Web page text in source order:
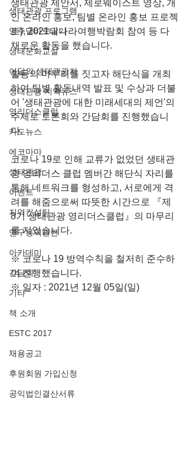
생태관광 프로그램
영주댐바로알기
생태문화교실
이달의 생태관광지
생태관광 지역뉴스
영리더스클럽
카드뉴스
에코마마
생태관광
이벤트
지역컨설팅
연구용역관련
아카데미
간담회
기타
책 소개
ESTC 2017
채용공고
후원회원 가입신청
공익법인결산서류
생태관광 제안서, 제로웨이스트 영상, 개
인 온라인 홍보, 팀별 온라인 홍보 프로젝
트), 2021내나라여행박람회 참여 등 다
채로운 활동을 했습니다.
활동의 마무리를 짓고자 해단식을 개최
하여 팀별 활동내역 발표 및 수상과 더불
어 '생태관광에 대한 미래세대의 제언'의
주제로 토론회와 간담회를 진행했습니
다.
코로나 19로 인해 교류가 없었던 생태관
광 영리더스 클럽 멤버간 해단식 자리를
통해 네트워크를 형성하고, 서로에게 격
려를 해줌으로써 따뜻한 시간으로 『제
8기 생태관광 영리더스클럽』의 마무리
를 지었습니다.
※ 코로나 19 방역수칙을 철저히 준수하
여 진행했습니다.
※ 일자 : 2021년 12월 05일(일)